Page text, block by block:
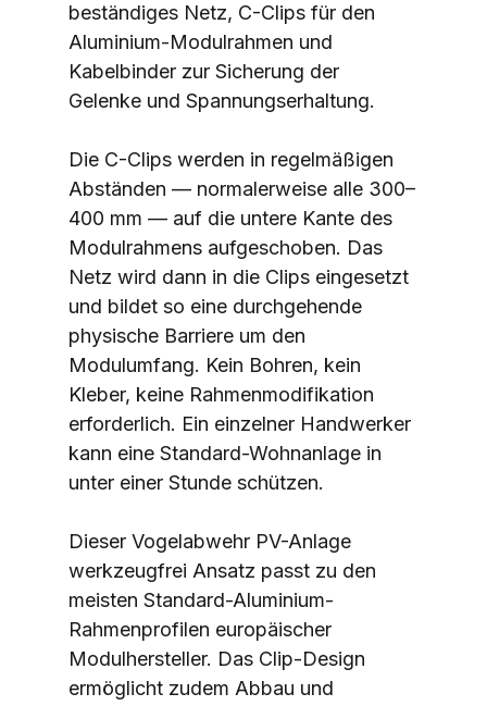
beständiges Netz, C-Clips für den
Aluminium-Modulrahmen und
Kabelbinder zur Sicherung der
Gelenke und Spannungserhaltung.
Die C-Clips werden in regelmäßigen
Abständen — normalerweise alle 300–
400 mm — auf die untere Kante des
Modulrahmens aufgeschoben. Das
Netz wird dann in die Clips eingesetzt
und bildet so eine durchgehende
physische Barriere um den
Modulumfang. Kein Bohren, kein
Kleber, keine Rahmenmodifikation
erforderlich. Ein einzelner Handwerker
kann eine Standard-Wohnanlage in
unter einer Stunde schützen.
Dieser Vogelabwehr PV-Anlage
werkzeugfrei Ansatz passt zu den
meisten Standard-Aluminium-
Rahmenprofilen europäischer
Modulhersteller. Das Clip-Design
ermöglicht zudem Abbau und